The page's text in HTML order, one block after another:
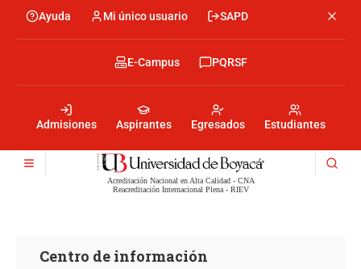
contenido
Menu
encabezado
Ayuda Mi único usuario SAPD
encabezado
Admisiones Aspirantes Egresados Estudiantes
Menu
encabezado
-
Derecha
E-Campus PQRSF
Menú
Acreditación Nacional en Alta Calidad - CNA
Reacreditación Internacional Plena - RIEV
Centro de información